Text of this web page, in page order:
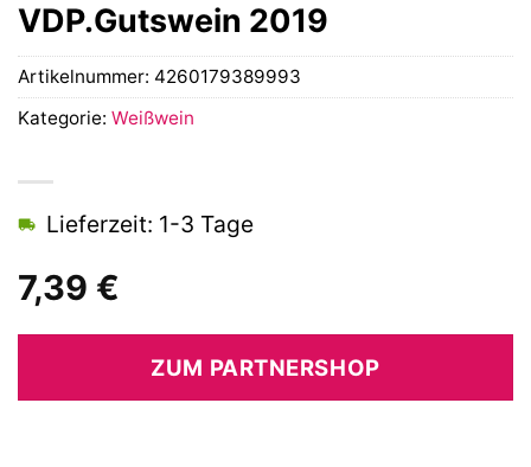
VDP.Gutswein 2019
7,39 €
Lieferzeit: 1-3 Tage
ZUM PARTNERSHOP
Artikelnummer: 4260179389993
Kategorie: Weißwein